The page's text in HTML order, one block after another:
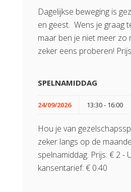
Dagelijkse beweging is
en geest. Wens je graag
maar ben je niet meer zo
zeker eens proberen!
SPELNAMIDDAG
24/09/2026 13:30 - 16:00
Hou je van
zeker langs op de
spelnamiddag. Prijs: € 2 -
kansentarief: € 0.40